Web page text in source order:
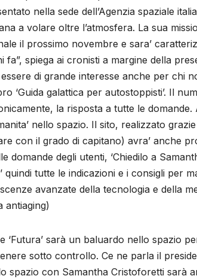
nella sede dell’Agenzia spaziale
a volare oltre l’atmosfera. La sua
il prossimo novembre e sara’
fa”, spiega ai cronisti a margine della
di grande interesse anche per chi
‘Guida galattica per autostoppisti’. Il
la risposta a tutte le domande.
nello spazio. Il sito, realizzato
con il grado di capitano) avra’ anche
domande degli utenti, ‘Chiedilo a
quindi tutte le indicazioni e i consigli per
avanzate della tecnologia e della
antiaging)
‘Futura’ sarà un baluardo nello spazio
sotto controllo. Ce ne parla il
spazio con Samantha Cristoforetti sarà